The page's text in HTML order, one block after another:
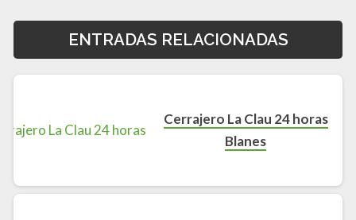
ENTRADAS RELACIONADAS
Cerrajero La Clau 24 horas
Blanes